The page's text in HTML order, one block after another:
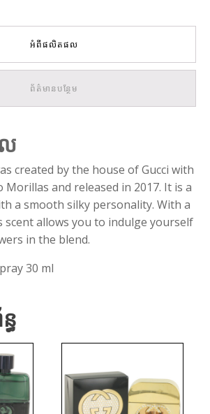
អំពីផលិតផល
ព័ត៌មានបន្ថែម
created by the house of Gucci with
and released in 2017. It is a
a smooth silky personality. With a
scent allows you to indulge yourself
in the blend.
30 ml